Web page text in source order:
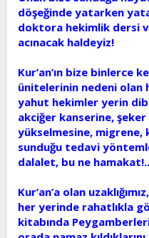
döşeğinde yatarken
doktora hekimlik dersi
acınacak haldeyiz!
Kur’an’ın bize binlerce
ünitelerinin nedeni olan
yahut hekimler yerin
akciğer kanserine, şeker
yükselmesine, migrene,
sunduğu tedavi
dalalet, bu ne
Kur’an’a olan
her yerinde rahatlıkla
kitabında